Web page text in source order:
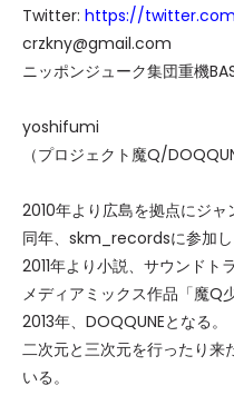
Twitter: https://
crzkny@gmail.com
ニッポンジューク集団重機
yoshifumi
（プロジェクト魔Q/
2010年より広島を拠点にジャ
同年、skm_recordsに参加し
2011年より小説、サウンドト
メディアミックス作品「魔Q
2013年、DOQQUNEとなる。
二次元と三次元を行ったり来
いる。